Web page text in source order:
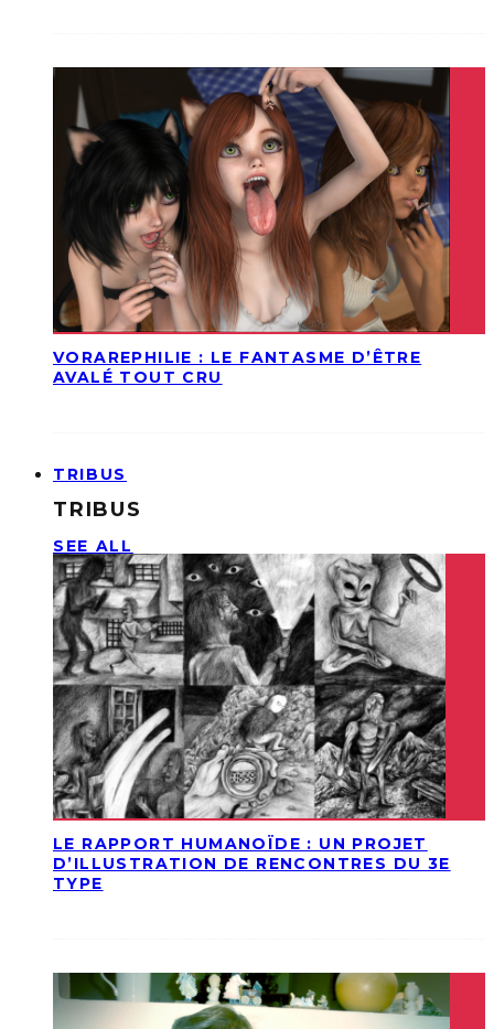
VORAREPHILIE : LE FANTASME D’ÊTRE
AVALÉ TOUT CRU
TRIBUS
TRIBUS
SEE ALL
LE RAPPORT HUMANOÏDE : UN PROJET
D’ILLUSTRATION DE RENCONTRES DU 3E
TYPE